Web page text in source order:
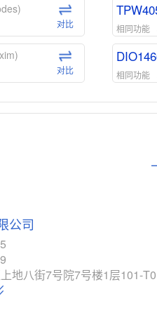
对比
对比
对比
相同功能
相同功能
公司
地八街7号院7号楼1层101-